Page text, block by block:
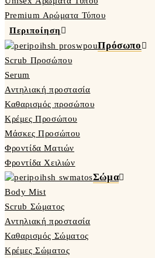
Premium Αρώματα Τύπου
Περιποίηση
Πρόσωπο
Scrub Προσώπου
Serum
Αντηλιακή προστασία
Καθαρισμός προσώπου
Κρέμες Προσώπου
Μάσκες Προσώπου
Φροντίδα Ματιών
Φροντίδα Χειλιών
Σώμα
Body Mist
Scrub Σώματος
Αντηλιακή προστασία
Καθαρισμός Σώματος
Κρέμες Σώματος